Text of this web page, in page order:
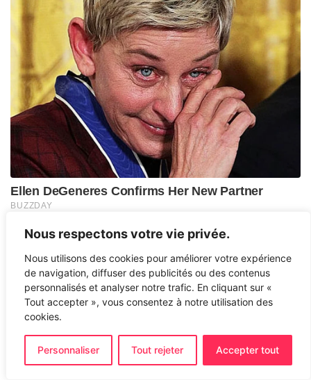
Nous respectons votre vie privée.
Nous utilisons des cookies pour améliorer votre expérience
de navigation, diffuser des publicités ou des contenus
personnalisés et analyser notre trafic. En cliquant sur «
Tout accepter », vous consentez à notre utilisation des
cookies.
Personnaliser Tout rejeter Accepter tout